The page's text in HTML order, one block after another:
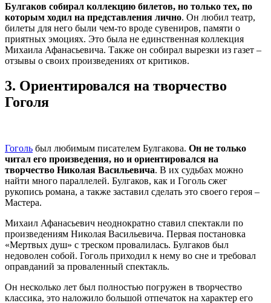
Булгаков собирал коллекцию билетов, но только тех, по
которым ходил на представления лично. Он любил театр,
билеты для него были чем-то вроде сувениров, памяти о
приятных эмоциях. Это была не единственная коллекция
Михаила Афанасьевича. Также он собирал вырезки из газет –
отзывы о своих произведениях от критиков.
3. Ориентировался на творчество
Гоголя
Гоголь был любимым писателем Булгакова. Он не только
читал его произведения, но и ориентировался на
творчество Николая Васильевича. В их судьбах можно
найти много параллелей. Булгаков, как и Гоголь сжег
рукопись романа, а также заставил сделать это своего героя –
Мастера.
Михаил Афанасьевич неоднократно ставил спектакли по
произведениям Николая Васильевича. Первая постановка
«Мертвых душ» с треском провалилась. Булгаков был
недоволен собой. Гоголь приходил к нему во сне и требовал
оправданий за проваленный спектакль.
Он несколько лет был полностью погружен в творчество
классика, это наложило большой отпечаток на характер его